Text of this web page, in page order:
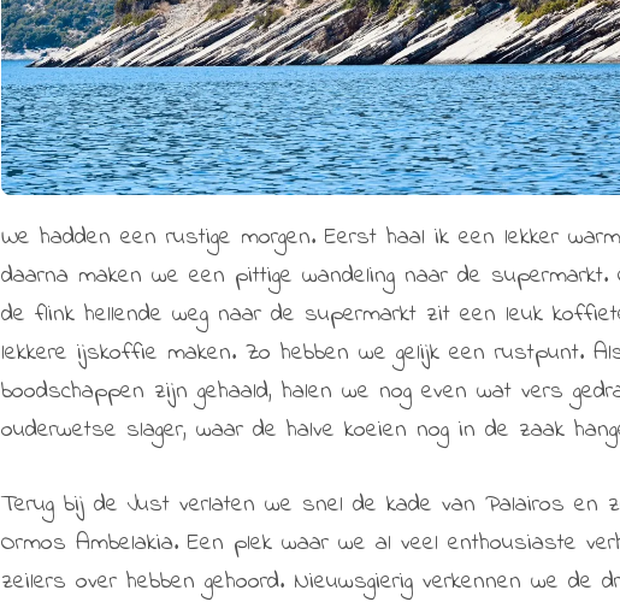
We hadden een rustige morgen. Eerst haal ik een lekker
daarna maken we een pittige wandeling naar de
de flink hellende weg naar de supermarkt zit een leuk
lekkere ijskoffie maken. Zo hebben we gelijk een rustpunt.
boodschappen zijn gehaald, halen we nog even wat vers
ouderwetse slager, waar de halve koeien nog in de zaak
Terug bij de Just verlaten we snel de kade van Palairos en
Ormos Ambelakia. Een plek waar we al veel enthousiaste
zeilers over hebben gehoord. Nieuwsgierig verkennen we de